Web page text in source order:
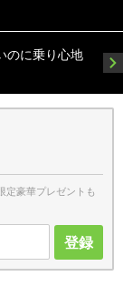
のに乗り心地
定豪華プレゼントも
登録